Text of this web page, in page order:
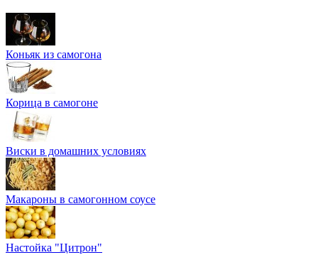
Коньяк из самогона
Корица в самогоне
Виски в домашних условиях
Макароны в самогонном соусе
Настойка "Цитрон"